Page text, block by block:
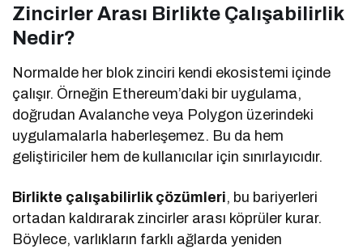
Zincirler Arası Birlikte Çalışabilirlik
Nedir?
Normalde her blok zinciri kendi ekosistemi içinde
çalışır. Örneğin Ethereum’daki bir uygulama,
doğrudan Avalanche veya Polygon üzerindeki
uygulamalarla haberleşemez. Bu da hem
geliştiriciler hem de kullanıcılar için sınırlayıcıdır.
Birlikte çalışabilirlik çözümleri, bu bariyerleri
ortadan kaldırarak zincirler arası köprüler kurar.
Böylece, varlıkların farklı ağlarda yeniden